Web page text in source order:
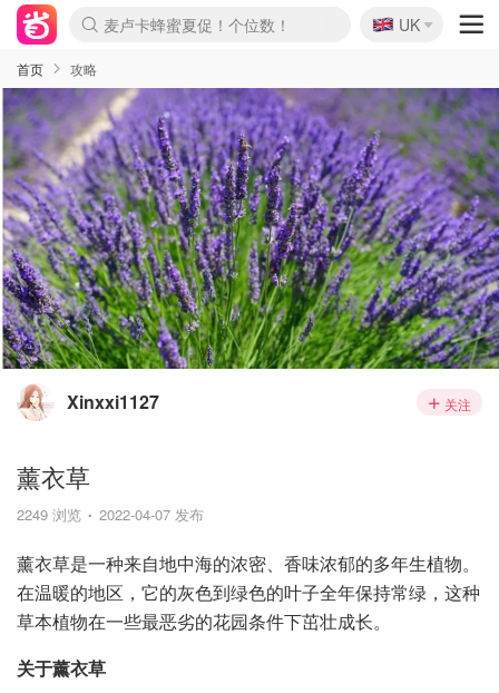
麦卢卡蜂蜜夏促！个位数！
🇬🇧
UK
首页 攻略
Xinxxi1127 关注
薰衣草
2249 浏览 2022-04-07 发布
薰衣草是一种来自地中海的浓密、香味浓郁的多年生植物。
在温暖的地区，它的灰色到绿色的叶子全年保持常绿，这种
草本植物在一些最恶劣的花园条件下茁壮成长。
关于薰衣草